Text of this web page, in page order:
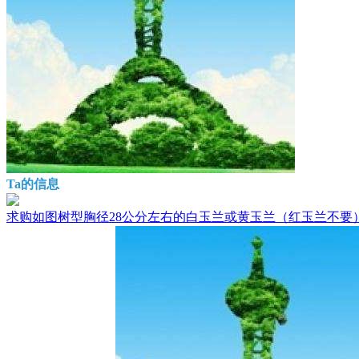
Ta的信息
求购如图树型胸径28公分左右的白玉兰或黄玉兰（红玉兰不要